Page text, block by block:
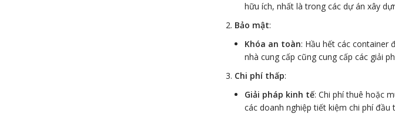
hữu ích, nhất là trong các dự án xây
Bảo mật:
Khóa an toàn: Hầu hết các container
nhà cung cấp cũng cung cấp các giải
Chi phí thấp:
Giải pháp kinh tế: Chi phí thuê hoặc
các doanh nghiệp tiết kiệm chi phí